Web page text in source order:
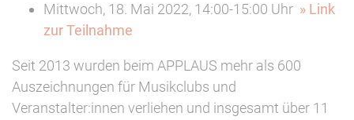
Mittwoch, 18. Mai 2022, 14:00-15:00 Uhr » Link
zur Teilnahme
Seit 2013 wurden beim APPLAUS mehr als 600
Auszeichnungen für Musikclubs und
Veranstalter:innen verliehen und insgesamt über 11